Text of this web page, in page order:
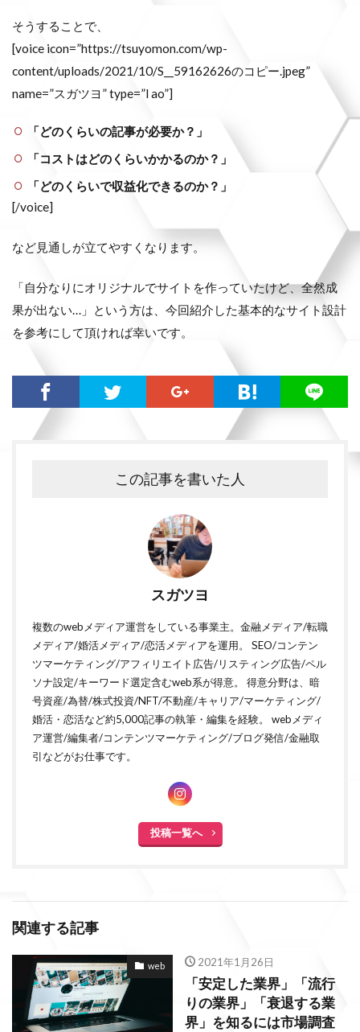
そうすることで、
[voice icon=”https://tsuyomon.com/wp-
content/uploads/2021/10/S__59162626のコピー.jpeg”
name=”スガツヨ” type=”l ao”]
「どのくらいの記事が必要か？」
「コストはどのくらいかかるのか？」
「どのくらいで収益化できるのか？」
[/voice]
など見通しが立てやすくなります。
「自分なりにオリジナルでサイトを作っていたけど、全然成
果が出ない…」という方は、今回紹介した基本的なサイト設計
を参考にして頂ければ幸いです。
この記事を書いた人
スガツヨ
複数のwebメディア運営をしている事業主。金融メディア/転職
メディア/婚活メディア/恋活メディアを運用。 SEO/コンテン
ツマーケティング/アフィリエイト広告/リスティング広告/ペル
ソナ設定/キーワード選定含むweb系が得意。 得意分野は、暗
号資産/為替/株式投資/NFT/不動産/キャリア/マーケティング/
婚活・恋活など約5,000記事の執筆・編集を経験。 webメディ
ア運営/編集者/コンテンツマーケティング/ブログ発信/金融取
引などがお仕事です。
投稿一覧へ
関連する記事
web 2021年1月26日
「安定した業界」「流行
りの業界」「衰退する業
界」を知るには市場調査